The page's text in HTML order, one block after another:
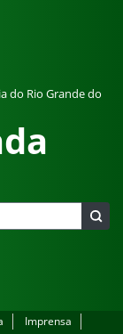
do Rio Grande do
Imprensa